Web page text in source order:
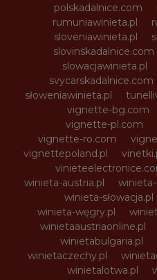
polskadalnice.com
rumuniawinieta.pl
sloveniawinieta.pl
slovinskadalnice.com
slowacjawinieta.pl
svycarskadalnice.com
słoweniawinieta.pl
vignette-bg.com
vignette-pl.com
vignette-ro.com
vignettepoland.pl
winieta-austria.pl
winieta-słowacja.pl
winieta-węgry.pl
winietaaustriaonline.pl
winietabulgaria.pl
winietaczechy.pl
winietalotwa.pl